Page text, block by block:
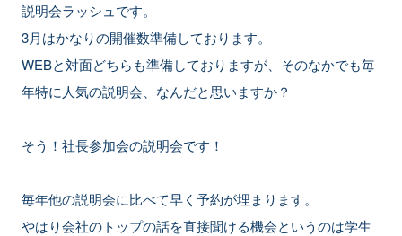
説明会ラッシュです。
3月はかなりの開催数準備しております。
WEBと対面どちらも準備しておりますが、そのなかでも毎
年特に人気の説明会、なんだと思いますか？
そう！社長参加会の説明会です！
毎年他の説明会に比べて早く予約が埋まります。
やはり会社のトップの話を直接聞ける機会というのは学生